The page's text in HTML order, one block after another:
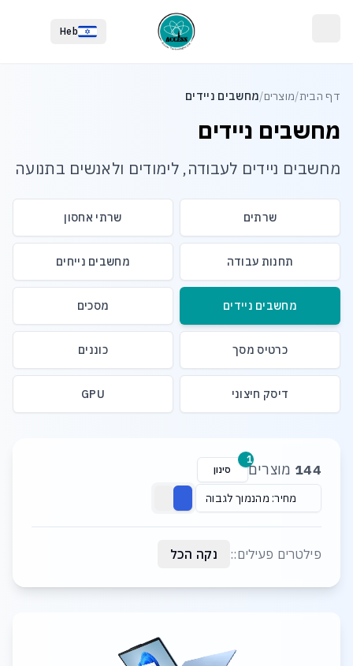
Heb
דף הבית/מוצרים/מחשבים ניידים
מחשבים ניידים
מחשבים ניידים לעבודה, לימודים ולאנשים בתנועה
שרתים שרתי אחסון
תחנות עבודה מחשבים נייחים
מחשבים ניידים מסכים
כרטיס מסך כוננים
דיסק חיצוני GPU
144 מוצרים סינון
1
מחיר: מהנמוך לגבוה
פילטרים פעילים:: נקה הכל